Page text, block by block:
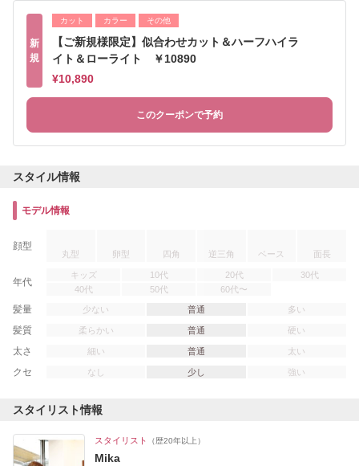
新
規
カット カラー その他
【ご新規様限定】似合わせカット＆ハーフハイラ
イト＆ローライト ￥10890
¥10,890
このクーポンで予約
スタイル情報
モデル情報
顔型
丸型 卵型 四角 逆三角 ベース 面長
年代
キッズ 10代 20代
30代
40代
50代 60代〜
髪量 少ない 普通 多い
髪質 柔らかい 普通 硬い
太さ 細い 普通 太い
クセ なし 少し 強い
スタイリスト情報
スタイリスト （歴20年以上）
Mika